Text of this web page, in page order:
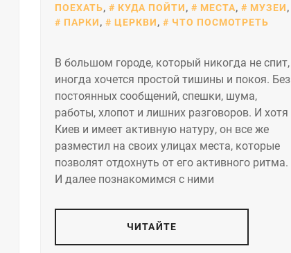
ПОЕХАТЬ, КУДА ПОЙТИ, МЕСТА, МУЗЕИ,
ПАРКИ, ЦЕРКВИ, ЧТО ПОСМОТРЕТЬ
В большом городе, который никогда не спит,
иногда хочется простой тишины и покоя. Без
постоянных сообщений, спешки, шума,
работы, хлопот и лишних разговоров. И хотя
Киев и имеет активную натуру, он все же
разместил на своих улицах места, которые
позволят отдохнуть от его активного ритма.
И далее познакомимся с ними
ЧИТАЙТЕ